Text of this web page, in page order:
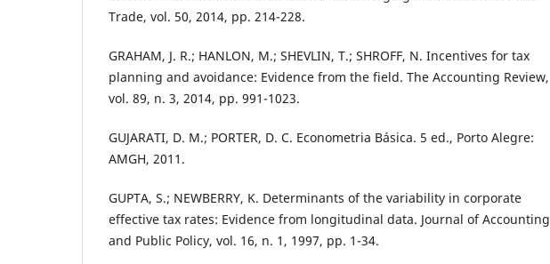
Trade, vol. 50, 2014, pp. 214-228.
GRAHAM, J. R.; HANLON, M.; SHEVLIN, T.; SHROFF, N. Incentives for tax
planning and avoidance: Evidence from the field. The Accounting Review,
vol. 89, n. 3, 2014, pp. 991-1023.
GUJARATI, D. M.; PORTER, D. C. Econometria Básica. 5 ed., Porto Alegre:
AMGH, 2011.
GUPTA, S.; NEWBERRY, K. Determinants of the variability in corporate
effective tax rates: Evidence from longitudinal data. Journal of Accounting
and Public Policy, vol. 16, n. 1, 1997, pp. 1-34.